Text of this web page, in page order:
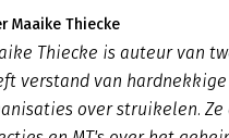
Maaike Thiecke
Thiecke is auteur van
verstand van
over struikelen.